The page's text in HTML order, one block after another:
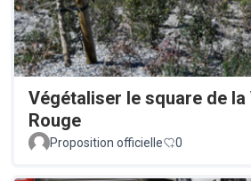
Végétaliser le square de la
Rouge
Proposition officielle 0